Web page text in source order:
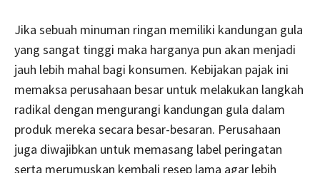
Jika sebuah minuman ringan memiliki kandungan gula
yang sangat tinggi maka harganya pun akan menjadi
jauh lebih mahal bagi konsumen. Kebijakan pajak ini
memaksa perusahaan besar untuk melakukan langkah
radikal dengan mengurangi kandungan gula dalam
produk mereka secara besar-besaran. Perusahaan
juga diwajibkan untuk memasang label peringatan
serta merumuskan kembali resep lama agar lebih